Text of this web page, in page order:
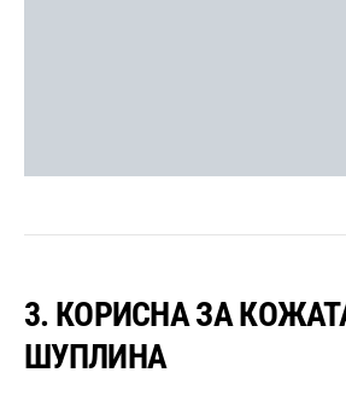
3. КОРИСНА ЗА
ШУПЛИНА